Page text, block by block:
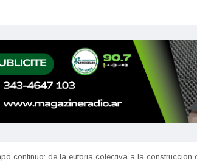
continuo: de la euforia colectiva a la construcción